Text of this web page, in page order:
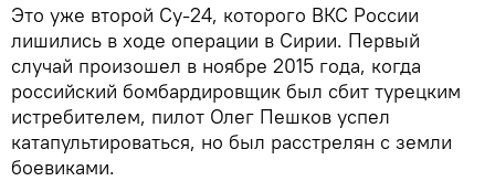
Это уже второй Су-24, которого ВКС России
лишились в ходе операции в Сирии. Первый
случай произошел в ноябре 2015 года, когда
российский бомбардировщик был сбит турецким
истребителем, пилот Олег Пешков успел
катапультироваться, но был расстрелян с земли
боевиками.